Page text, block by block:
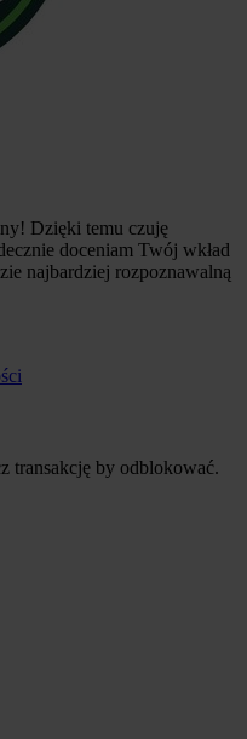
Dzięki temu czuję
doceniam Twój wkład
najbardziej rozpoznawalną
transakcję by odblokować.